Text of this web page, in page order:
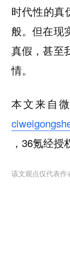
时代性的真
般。但在现
真假，甚至
情。
本文来自
ciweigongshe
，36氪经授
该文观点仅代表作